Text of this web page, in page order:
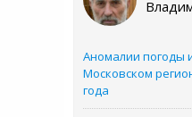
Аномалии погоды
Московском
года